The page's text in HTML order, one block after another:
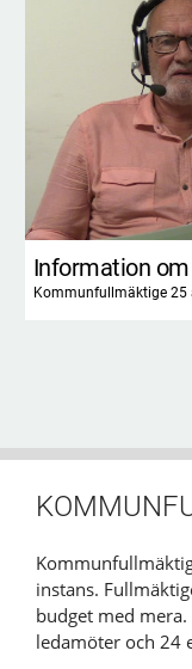
Information
Kommunfullmäktige 25
instans.
budget med
ledamöter och 24